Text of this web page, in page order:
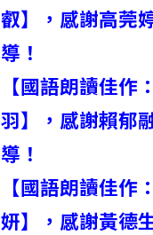
叡】，感謝高莞
導！
【國語朗讀佳作
羽】，感謝賴郁
導！
【國語朗讀佳作
妍】，感謝黃德